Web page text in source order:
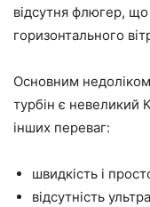
відсутня флюгер, що
горизонтального
Основним
турбін є невеликий
інших переваг:
швидкість і
відсутність